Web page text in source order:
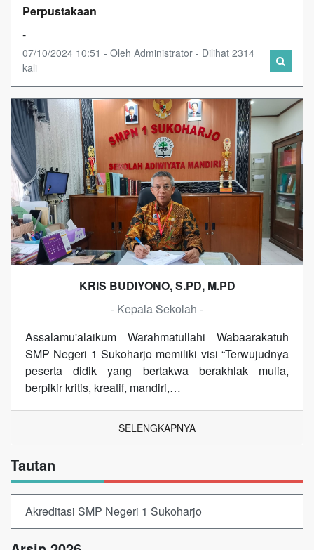
Perpustakaan
-
07/10/2024 10:51 - Oleh Administrator - Dilihat 2314
kali
KRIS BUDIYONO, S.PD, M.PD
- Kepala Sekolah -
Assalamu'alaikum Warahmatullahi Wabaarakatuh
SMP Negeri 1 Sukoharjo memiliki visi “Terwujudnya
peserta didik yang bertakwa berakhlak mulia,
berpikir kritis, kreatif, mandiri,…
SELENGKAPNYA
Tautan
Akreditasi SMP Negeri 1 Sukoharjo